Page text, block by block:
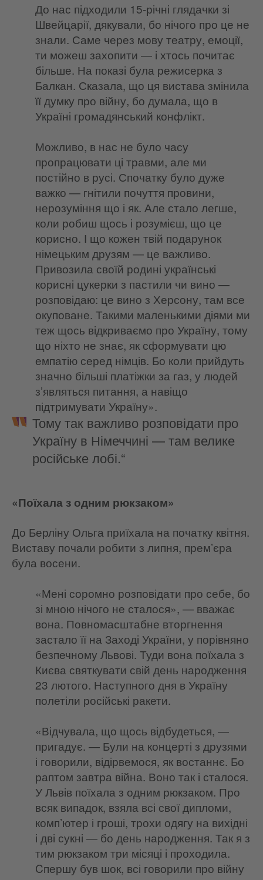
До нас підходили 15-річні глядачки зі
Швейцарії, дякували, бо нічого про це не
знали. Саме через мову театру, емоції,
ти можеш захопити — і хтось почитає
більше. На показі була режисерка з
Балкан. Сказала, що ця вистава змінила
її думку про війну, бо думала, що в
Україні громадянський конфлікт.
Можливо, в нас не було часу
пропрацювати ці травми, але ми
постійно в русі. Спочатку було дуже
важко — гнітили почуття провини,
нерозуміння що і як. Але стало легше,
коли робиш щось і розумієш, що це
корисно. І що кожен твій подарунок
німецьким друзям — це важливо.
Привозила своїй родині українські
корисні цукерки з пастили чи вино —
розповідаю: це вино з Херсону, там все
окуповане. Такими маленькими діями ми
теж щось відкриваємо про Україну, тому
що ніхто не знає, як сформувати цю
емпатію серед німців. Бо коли прийдуть
значно більші платіжки за газ, у людей
з’являться питання, а навіщо
підтримувати Україну».
Тому так важливо розповідати про
Україну в Німеччині — там велике
російське лобі.“
«Поїхала з одним рюкзаком»
До Берліну Ольга приїхала на початку квітня.
Виставу почали робити з липня, прем’єра
була восени.
«Мені соромно розповідати про себе, бо
зі мною нічого не сталося», — вважає
вона. Повномасштабне вторгнення
застало її на Заході України, у порівняно
безпечному Львові. Туди вона поїхала з
Києва святкувати свій день народження
23 лютого. Наступного дня в Україну
полетіли російські ракети.
«Відчувала, що щось відбудеться, —
пригадує. — Були на концерті з друзями
і говорили, відірвемося, як востаннє. Бо
раптом завтра війна. Воно так і сталося.
У Львів поїхала з одним рюкзаком. Про
всяк випадок, взяла всі свої дипломи,
комп’ютер і гроші, трохи одягу на вихідні
і дві сукні — бо день народження. Так я з
тим рюкзаком три місяці і проходила.
Cпершу був шок, всі говорили про війну